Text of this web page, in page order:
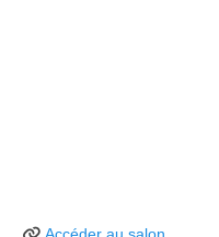
Accéder au salon